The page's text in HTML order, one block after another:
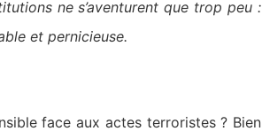
ne s’aventurent que trop peu :
et pernicieuse.
face aux actes terroristes ? Bien